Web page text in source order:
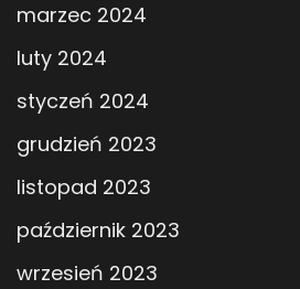
marzec 2024
luty 2024
styczeń 2024
grudzień 2023
listopad 2023
październik 2023
wrzesień 2023